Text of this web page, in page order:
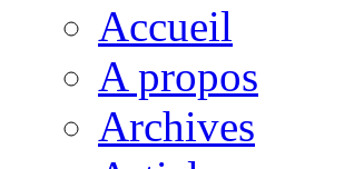
Accueil
A propos
Archives